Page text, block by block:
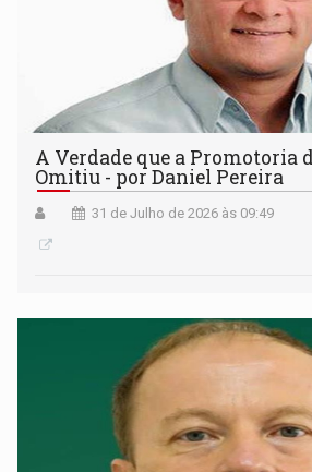
A Verdade que a Promotoria
Omitiu - por Daniel Pereira
31 de Julho de 2026 às 09:49